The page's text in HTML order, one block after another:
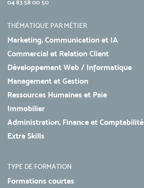
04 83 58 00 50
THÉMATIQUE PAR MÉTIER
Marketing, Communication et IA
Commercial et Relation Client
Développement Web / Informatique
Management et Gestion
Ressources Humaines et Paie
Immobilier
Administration, Finance et Comptabilité
Extra Skills
TYPE DE FORMATION
Formations courtes